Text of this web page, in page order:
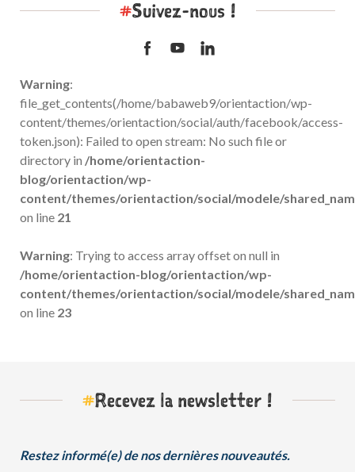
#Suivez-nous !
Warning:
file_get_contents(/home/babaweb9/orientaction/wp-
content/themes/orientaction/social/auth/facebook/access-
token.json): Failed to open stream: No such file or
directory in /home/orientaction-
blog/orientaction/wp-
content/themes/orientaction/social/modele/
on line 21
Warning: Trying to access array offset on null in
/home/orientaction-blog/orientaction/wp-
content/themes/orientaction/social/modele/
on line 23
#Recevez la newsletter !
Restez informé(e) de nos dernières nouveautés.